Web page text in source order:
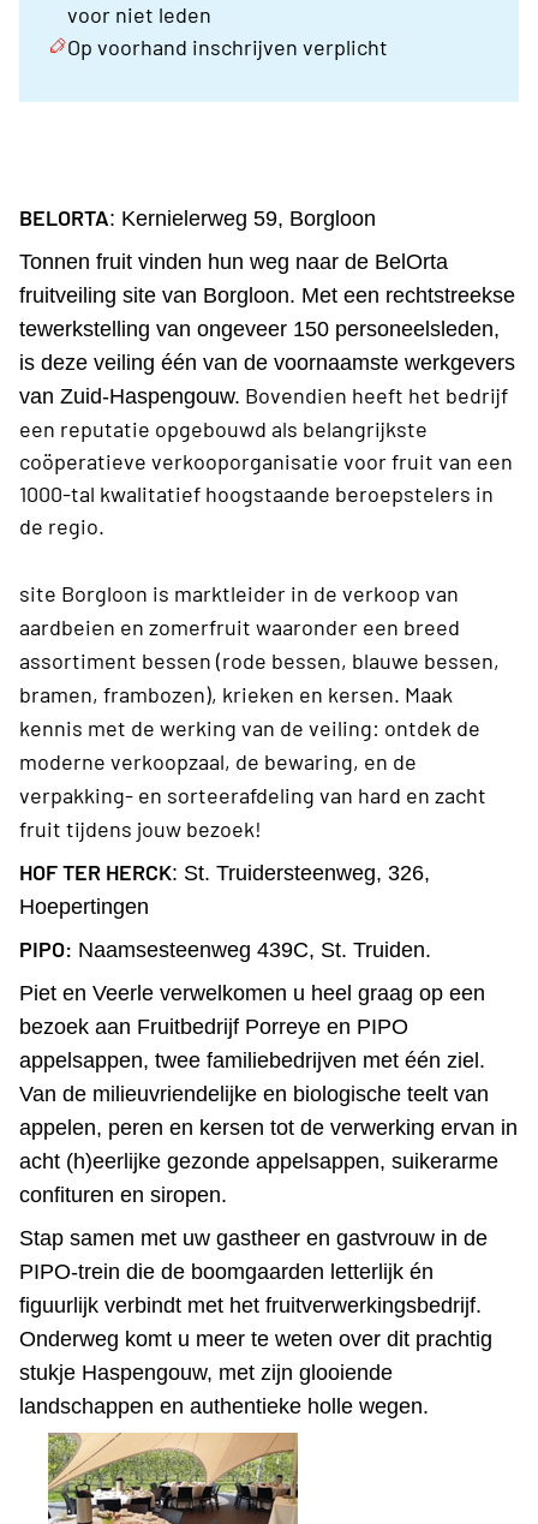
voor niet leden
Op voorhand inschrijven verplicht
BELORTA: Kernielerweg 59, Borgloon
Tonnen fruit vinden hun weg naar de BelOrta
fruitveiling site van Borgloon. Met een rechtstreekse
tewerkstelling van ongeveer 150 personeelsleden,
is deze veiling één van de voornaamste werkgevers
van Zuid-Haspengouw. Bovendien heeft het bedrijf
een reputatie opgebouwd als belangrijkste
coöperatieve verkooporganisatie voor fruit van een
1000-tal kwalitatief hoogstaande beroepstelers in
de regio.
site Borgloon is marktleider in de verkoop van
aardbeien en zomerfruit waaronder een breed
assortiment bessen (rode bessen, blauwe bessen,
bramen, frambozen), krieken en kersen. Maak
kennis met de werking van de veiling: ontdek de
moderne verkoopzaal, de bewaring, en de
verpakking- en sorteerafdeling van hard en zacht
fruit tijdens jouw bezoek!
HOF TER HERCK: St. Truidersteenweg, 326,
Hoepertingen
PIPO: Naamsesteenweg 439C, St. Truiden.
Piet en Veerle verwelkomen u heel graag op een
bezoek aan Fruitbedrijf Porreye en PIPO
appelsappen, twee familiebedrijven met één ziel.
Van de milieuvriendelijke en biologische teelt van
appelen, peren en kersen tot de verwerking ervan in
acht (h)eerlijke gezonde appelsappen, suikerarme
confituren en siropen.
Stap samen met uw gastheer en gastvrouw in de
PIPO-trein die de boomgaarden letterlijk én
figuurlijk verbindt met het fruitverwerkingsbedrijf.
Onderweg komt u meer te weten over dit prachtig
stukje Haspengouw, met zijn glooiende
landschappen en authentieke holle wegen.